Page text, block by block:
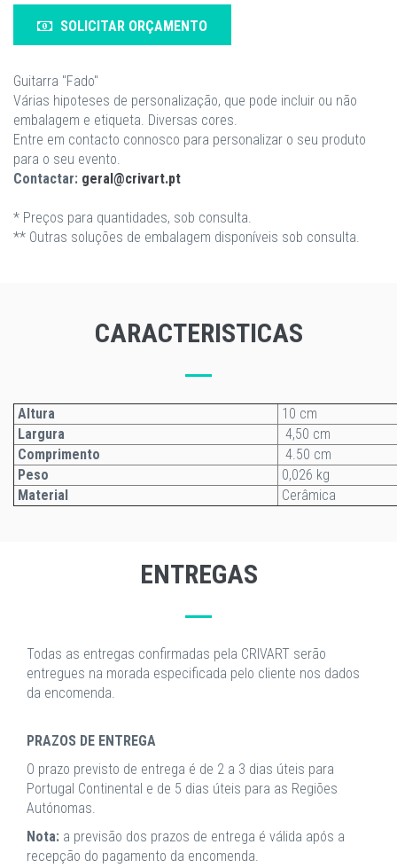
SOLICITAR ORÇAMENTO
Guitarra "Fado"
Várias hipoteses de personalização, que pode incluir ou não
embalagem e etiqueta. Diversas cores.
Entre em contacto connosco para personalizar o seu produto
para o seu evento.
Contactar: geral@crivart.pt
* Preços para quantidades, sob consulta.
** Outras soluções de embalagem disponíveis sob consulta.
CARACTERISTICAS
Altura
10 cm
Largura
4,50 cm
Comprimento
4.50 cm
Peso
0,026 kg
Material
Cerâmica
ENTREGAS
Todas as entregas confirmadas pela CRIVART serão
entregues na morada especificada pelo cliente nos dados
da encomenda.
PRAZOS DE ENTREGA
O prazo previsto de entrega é de 2 a 3 dias úteis para
Portugal Continental e de 5 dias úteis para as Regiões
Autónomas.
Nota: a previsão dos prazos de entrega é válida após a
recepção do pagamento da encomenda.